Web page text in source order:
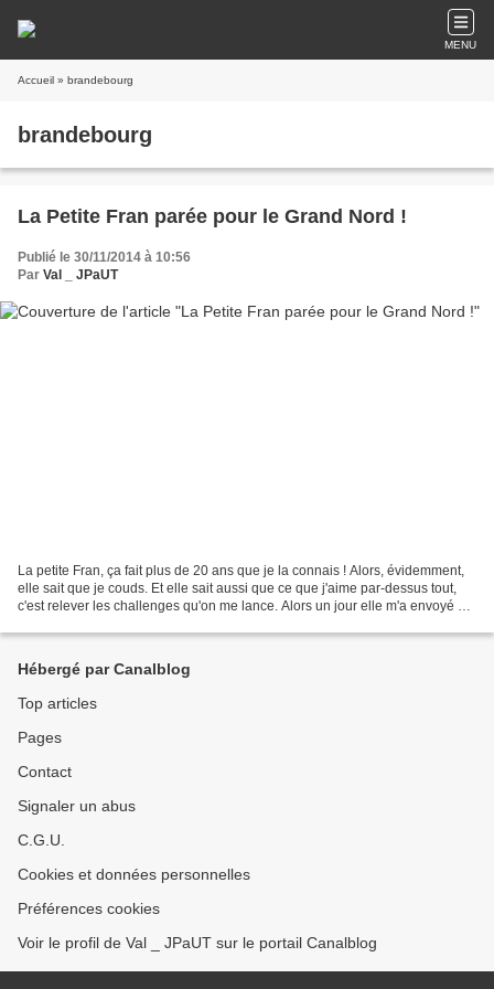
MENU
Accueil » brandebourg
brandebourg
La Petite Fran parée pour le Grand Nord !
Publié le 30/11/2014 à 10:56
Par Val _ JPaUT
La petite Fran, ça fait plus de 20 ans que je la connais ! Alors, évidemment,
elle sait que je couds. Et elle sait aussi que ce que j'aime par-dessus tout,
c'est relever les challenges qu'on me lance. Alors un jour elle m'a envoyé ce
Hébergé par Canalblog
Top articles
Pages
Contact
Signaler un abus
C.G.U.
Cookies et données personnelles
Préférences cookies
Voir le profil de Val _ JPaUT sur le portail Canalblog